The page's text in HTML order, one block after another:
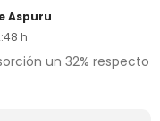
Aspuru
h
un 32% respecto